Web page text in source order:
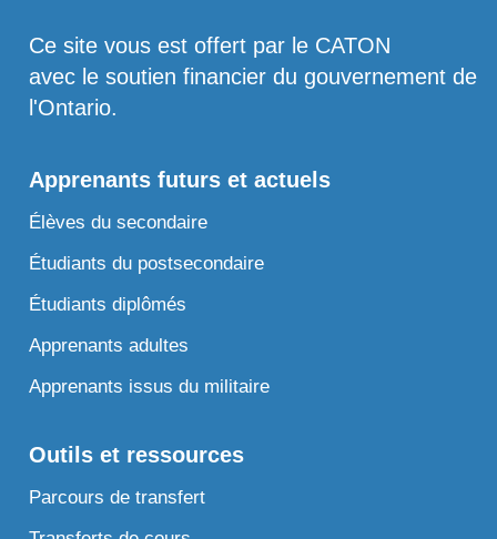
Ce site vous est offert par le CATON
avec le soutien financier du gouvernement de
l'Ontario.
Apprenants futurs et actuels
Élèves du secondaire
Étudiants du postsecondaire
Étudiants diplômés
Apprenants adultes
Apprenants issus du militaire
Outils et ressources
Parcours de transfert